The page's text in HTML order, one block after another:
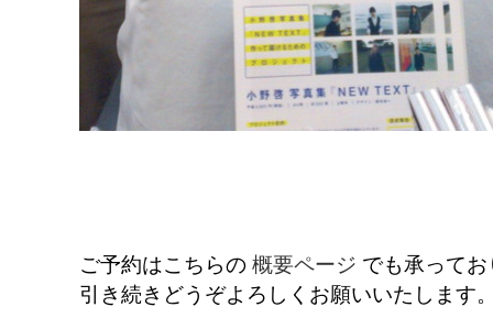
ご予約はこちらの 概要ページ でも承って
引き続きどうぞよろしくお願いいたします